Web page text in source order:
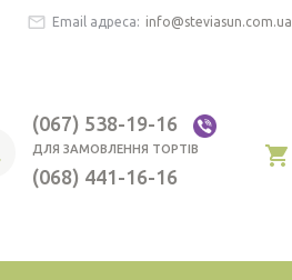
Email адреса: info@steviasun.com.ua
(067) 538-19-16
ДЛЯ ЗАМОВЛЕННЯ ТОРТІВ
(068) 441-16-16